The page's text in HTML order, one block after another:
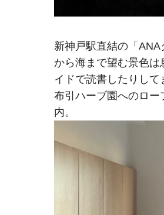
新神戸駅直結の「
から海まで望む景色
イドで読書したりし
布引ハーブ園へのロー
内。